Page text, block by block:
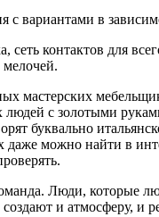
с вариантами в
сеть контактов для
мелочей.
мастерских
людей с золотыми
буквально
даже можно найти в
Люди, которые
и атмосферу, и